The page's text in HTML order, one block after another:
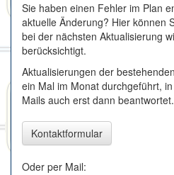
Sie haben einen Fehler im Plan
aktuelle Änderung? Hier können
bei der nächsten Aktualisierung
berücksichtigt.
Aktualisierungen der
ein Mal im Monat durchgeführt,
Mails auch erst dann beantwortet.
Kontaktformular
Oder per Mail: